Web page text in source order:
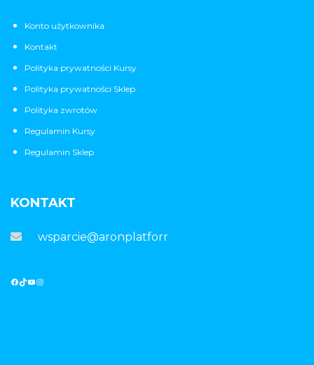
Konto użytkownika
Kontakt
Polityka prywatności Kursy
Polityka prywatności Sklep
Polityka zwrotów
Regulamin Kursy
Regulamin Sklep
KONTAKT
wsparcie@aronplatforma.pl